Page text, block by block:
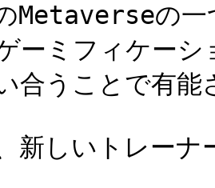
Metaverseの
ーミフィケー
合うことで有能
新しいトレーナ